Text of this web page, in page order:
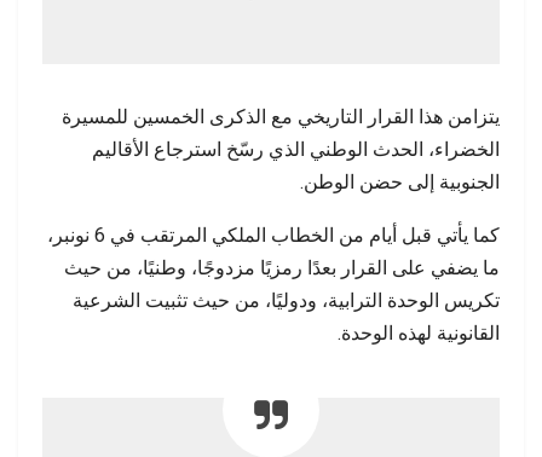
يتزامن هذا القرار التاريخي مع الذكرى الخمسين للمسيرة
الخضراء، الحدث الوطني الذي رسّخ استرجاع الأقاليم
الجنوبية إلى حضن الوطن.
كما يأتي قبل أيام من الخطاب الملكي المرتقب في 6 نونبر،
ما يضفي على القرار بعدًا رمزيًا مزدوجًا، وطنيًا، من حيث
تكريس الوحدة الترابية، ودوليًا، من حيث تثبيت الشرعية
القانونية لهذه الوحدة.